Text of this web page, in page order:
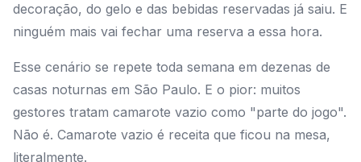
decoração, do gelo e das bebidas reservadas já saiu. E
ninguém mais vai fechar uma reserva a essa hora.
Esse cenário se repete toda semana em dezenas de
casas noturnas em São Paulo. E o pior: muitos
gestores tratam camarote vazio como "parte do jogo".
Não é. Camarote vazio é receita que ficou na mesa,
literalmente.